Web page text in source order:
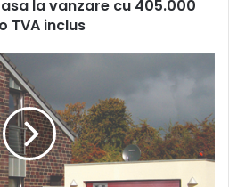
la vanzare cu 405.000
TVA inclus